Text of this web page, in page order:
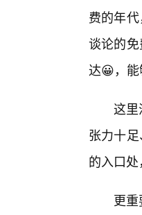
费的年
谈论的
达😀，
这
张力十
的入口处
更